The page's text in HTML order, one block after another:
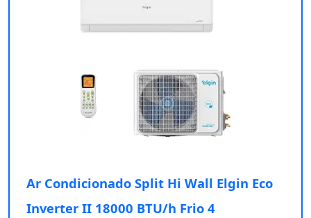
Ar Condicionado Split Hi Wall Elgin Eco
Inverter II 18000 BTU/h Frio 4